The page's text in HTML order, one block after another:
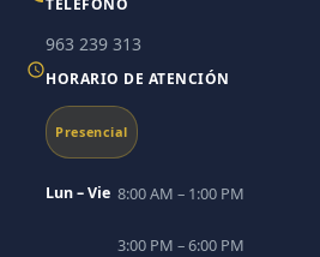
TELÉFONO
963 239 313
HORARIO DE ATENCIÓN
Presencial
Lun – Vie 8:00 AM – 1:00 PM
3:00 PM – 6:00 PM